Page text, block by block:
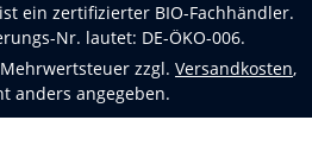
ein zertifizierter BIO-Fachhändler.
Nr. lautet: DE-ÖKO-006.
zzgl. Versandkosten,
anders angegeben.